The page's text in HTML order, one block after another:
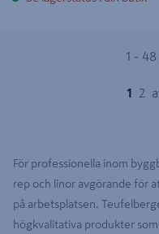
1 -
1 2
För professionella inom
rep och linor avgörande för
på arbetsplatsen.
högkvalitativa produkter